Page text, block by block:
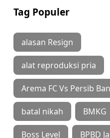
Tag Populer
alasan Resign
alat reproduksi pria
Arema FC Vs Persib
batal nikah BMKG
Boss Level BPBD